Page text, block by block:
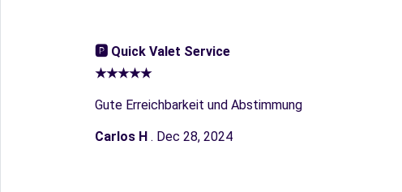
🅿︎ Quick Valet Service
★★★★★
Gute Erreichbarkeit und Abstimmung
Carlos H . Dec 28, 2024